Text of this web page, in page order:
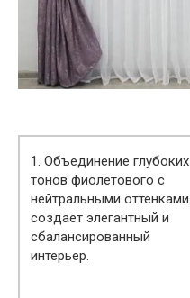
1. Объединение глубоких
тонов фиолетового с
нейтральными оттенками
создает элегантный и
сбалансированный
интерьер.